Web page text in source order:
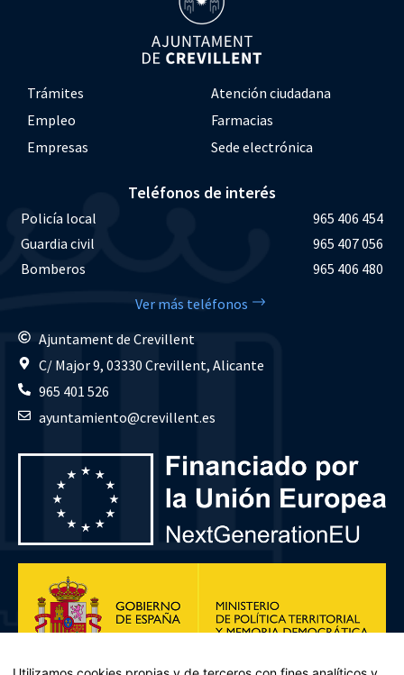
Trámites
Atención ciudadana
Empleo
Farmacias
Empresas
Sede electrónica
Teléfonos de interés
Policía local
965 406 454
Guardia civil
965 407 056
Bomberos
965 406 480
Ver más teléfonos
Ajuntament de Crevillent
C/ Major 9, 03330 Crevillent, Alicante
965 401 526
ayuntamiento@crevillent.es